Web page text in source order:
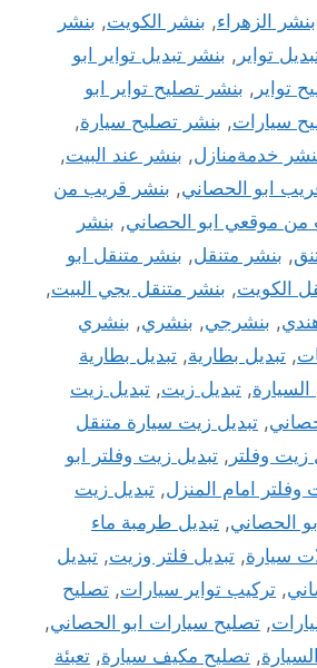
بنشر الزهراء, بنشر الكويت, بنشر
تواير , بنشر تبديل تواير ابو
تواير , بنشر تصليح تواير ابو
سيارات, بنشر تصليح سيارة,
خدمةمنازل, بنشر عند البيت,
ابو الحصاني, بنشر قريب من
من موقعي ابو الحصاني, بنشر
, بنشر متنقل, بنشر متنقل ابو
الكويت, بنشر متنقل يجي البيت,
, بنشرجي, بنشري, بنشري
, تبديل بطارية, تبديل بطارية
, تبديل زيت, تبديل زيت
, تبديل زيت سيارة متنقل
زيت وفلتر , تبديل زيت وفلتر ابو
وفلتر امام المنزل, تبديل زيت
الحصاني, تبديل طرمبة ماء
سيارة, تبديل فلتر وزيت, تبديل
, تركيب تواير سيارات, تصليح
, تصليح سيارات ابو الحصاني,
, تصليح مكيف سيارة, تعبئة